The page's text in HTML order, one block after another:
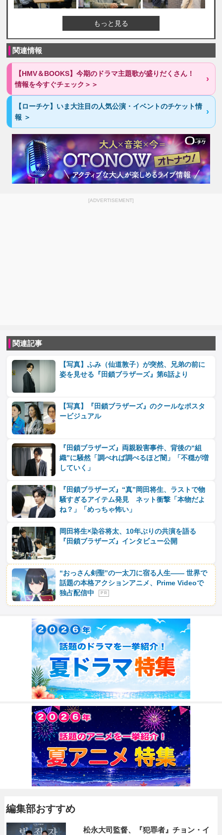
もっと見る
関連情報
【HMV＆BOOKS】今期のドラマ主題歌が盛りだくさん！
情報を今すぐチェック＞＞
【ローチケ】いま大注目の人気公演・イベントのチケット情
報 ＞
[ADVERTISEMENT]
関連記事
【写真】ふみ（仙道敦子）が突然、兄弟の前に
姿を見せる『田鎖ブラザーズ』第6話より
【写真】『田鎖ブラザーズ』のクールなポスタ
ービジュアル
『田鎖ブラザーズ』両親殺害事件、背後の“組
織”に騒然「調べれば調べるほど闇」「不穏が増
していく」
『田鎖ブラザーズ』“真”岡田将生、ラストで物
騒すぎるアイテム発見 ネット衝撃「本物だよ
ね？」「めっちゃ怖い」
岡田将生×染谷将太、10年ぶりの共演を語る
『田鎖ブラザーズ』インタビュー公開
“おっさん剣聖”の一太刀に宿る人生―― 世界で
話題の本格アクションアニメ、Prime Videoで
独占配信中
P R
編集部おすすめ
松永大司監督、『犯罪者』チョン・イ